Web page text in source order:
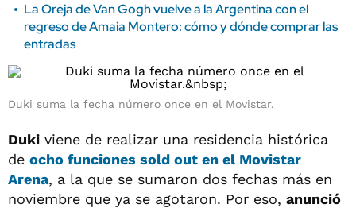
La Oreja de Van Gogh vuelve a la Argentina con el
regreso de Amaia Montero: cómo y dónde comprar las
entradas
Duki suma la fecha número once en el Movistar.
Duki viene de realizar una residencia histórica
de ocho funciones sold out en el Movistar
Arena, a la que se sumaron dos fechas más en
noviembre que ya se agotaron. Por eso, anunció